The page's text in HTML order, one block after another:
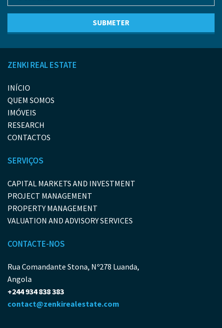
ZENKI REAL ESTATE
INÍCIO
QUEM SOMOS
IMÓVEIS
RESEARCH
CONTACTOS
SERVIÇOS
CAPITAL MARKETS AND INVESTMENT
PROJECT MANAGEMENT
PROPERTY MANAGEMENT
VALUATION AND ADVISORY SERVICES
CONTACTE-NOS
Rua Comandante Stona, Nº278 Luanda,
Angola
+244 934 838 383
contact@zenkirealestate.com